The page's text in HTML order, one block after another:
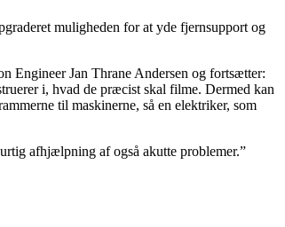
muligheden for at yde fjernsupport og
Engineer Jan Thrane Andersen og fortsætter:
i, hvad de præcist skal filme. Dermed kan
til maskinerne, så en elektriker, som
afhjælpning af også akutte problemer.”